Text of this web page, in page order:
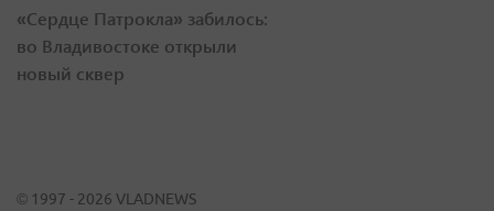
«Сердце Патрокла» забилось:
во Владивостоке открыли
новый сквер
© 1997 - 2026 VLADNEWS